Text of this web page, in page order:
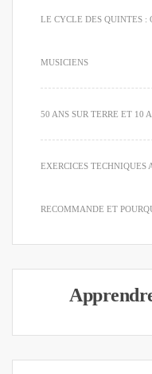
LE CYCLE DES QUINTES :
MUSICIENS
50 ANS SUR TERRE ET 10
EXERCICES TECHNIQUES
RECOMMANDE ET